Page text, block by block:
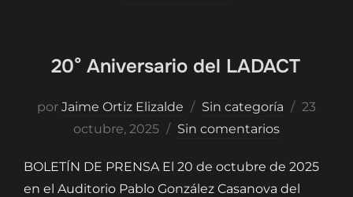
20° Aniversario del LADACT
por Jaime Ortiz Elizalde Sin categoría
23
octubre, 2025
Sin comentarios
BOLETÍN DE PRENSA El 20 de octubre de 2025
en el Auditorio Pablo González Casanova del